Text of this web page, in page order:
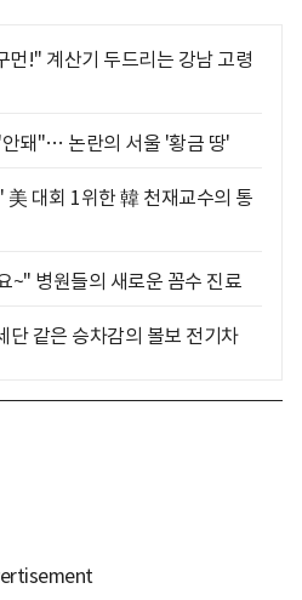
먼!" 계산기 두드리는 강남 고령
돼"… 논란의 서울 '황금 땅'
대회 1위한 韓 천재교수의 통
~" 병원들의 새로운 꼼수 진료
같은 승차감의 볼보 전기차